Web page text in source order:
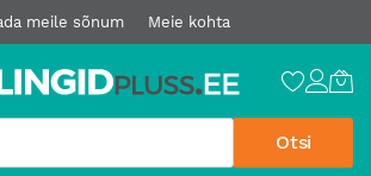
meile sõnum Meie kohta
Otsi